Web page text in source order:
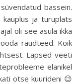
bassein.
kauplus ja turuplats
oli see asula ikka
raudteed. Kõik
Lapsed veeti
elanikel
otse kuurideni 😉